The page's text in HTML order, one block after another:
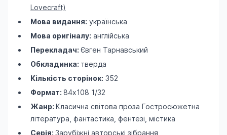
Lovecraft)
Мова видання: українська
Мова оригіналу: англійська
Перекладач: Євген Тарнавський
Обкладинка: тверда
Кількість сторінок: 352
Формат: 84х108 1/32
Жанр: Класична світова проза Гостросюжетна
література, фантастика, фентезі, містика
Серія: Зарубіжні авторські зібрання